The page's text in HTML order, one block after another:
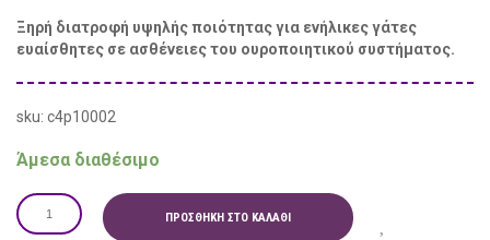
Ξηρή διατροφή υψηλής ποιότητας για ενήλικες γάτες
ευαίσθητες σε ασθένειες του ουροποιητικού συστήματος.
sku: c4p10002
Άμεσα διαθέσιμο
ΠΡΟΣΘΉΚΗ ΣΤΟ ΚΑΛΆΘΙ